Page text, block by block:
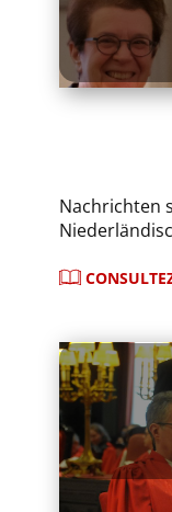
Nachrichten